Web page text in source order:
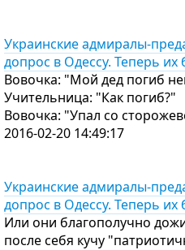
Украинские адмиралы-
допрос в Одессу. Теперь их
Вовочка: "Мой дед погиб
Учительница: "Как погиб?"
Вовочка: "Упал со
2016-02-20 14:49:17
Украинские адмиралы-
допрос в Одессу. Теперь их
Или они благополучно
после себя кучу